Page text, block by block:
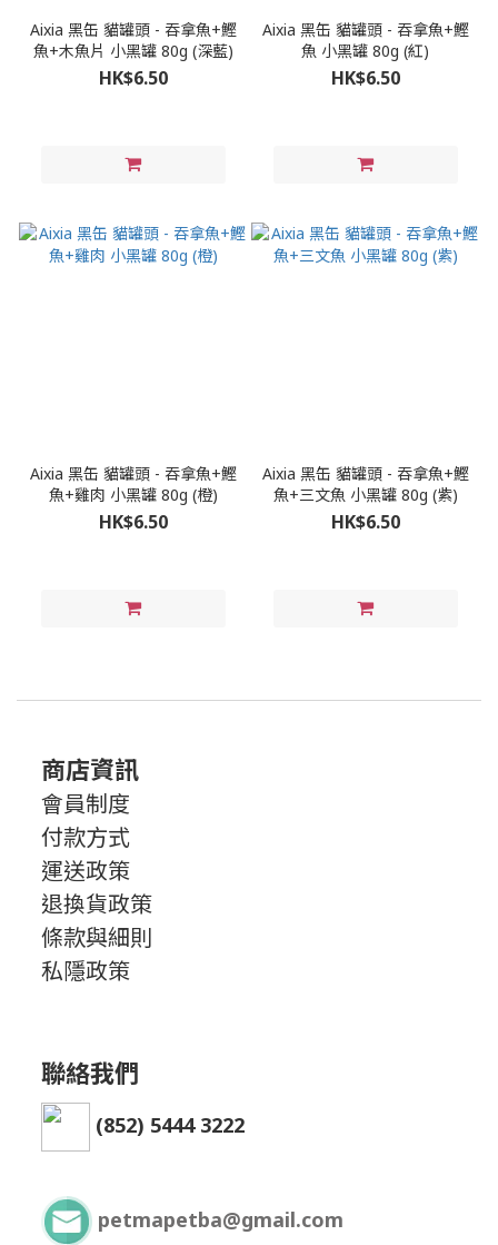
Aixia 黑缶 貓罐頭 - 吞拿魚+鰹
魚+木魚片 小黑罐 80g (深藍)
HK$6.50
Aixia 黑缶 貓罐頭 - 吞拿魚+鰹
魚 小黑罐 80g (紅)
HK$6.50
Aixia 黑缶 貓罐頭 - 吞拿魚+鰹
魚+雞肉 小黑罐 80g (橙)
HK$6.50
Aixia 黑缶 貓罐頭 - 吞拿魚+鰹
魚+三文魚 小黑罐 80g (紫)
HK$6.50
商店資訊
會員制度
付款方式
運送政策
退換貨政策
條款與細則
私隱政策
聯絡我們
(852) 5444 3222
petmapetba@gmail.com